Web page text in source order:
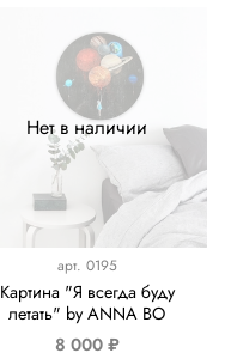
Нет в наличии
арт. 0195
Картина "Я всегда буду
летать" by ANNA BO
8 000 ₽